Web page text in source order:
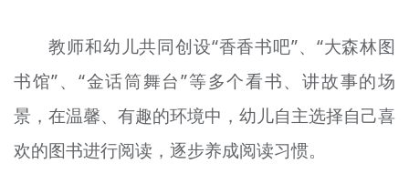
教师和幼儿共同创设“香香书吧”、“大森林图
书馆”、“金话筒舞台”等多个看书、讲故事的场
景，在温馨、有趣的环境中，幼儿自主选择自己喜
欢的图书进行阅读，逐步养成阅读习惯。